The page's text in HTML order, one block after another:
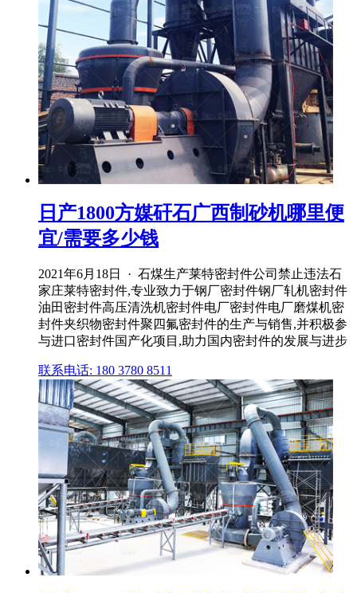
日产1800方媒矸石广西制砂机哪里便
宜/需要多少钱
2021年6月18日 · 石煤生产莱特密封件公司禁止违法石
家庄莱特密封件,专业致力于钢厂密封件钢厂轧机密封件
油田密封件高压清洗机密封件电厂密封件电厂磨煤机密
封件夹织物密封件聚四氟密封件的生产与销售,并积极参
与进口密封件国产化项目,助力国内密封件的发展与进步
联系电话: 180 3780 8511